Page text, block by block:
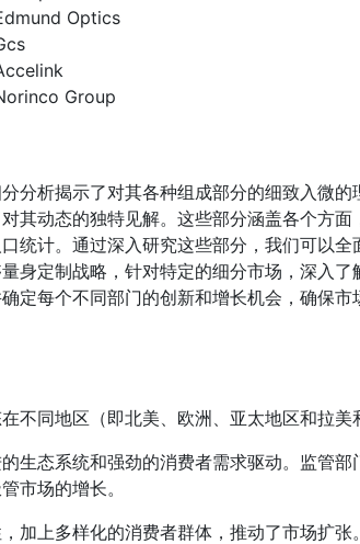
Optics
Group
分析揭示了对其各种组成部分的细致入微
其动态的独特见解。这些部分涵盖各个方
统计。通过深入研究这些部分，我们可以
身定制战略，针对特定的细分市场，深入
定每个不同部门的创新和增长机会，确保
不同地区（即北美、欧洲、亚太地区和拉美
生态系统和强劲的消费者需求驱动。监管
市场的增长。
，加上多样化的消费者群体，推动了市场扩